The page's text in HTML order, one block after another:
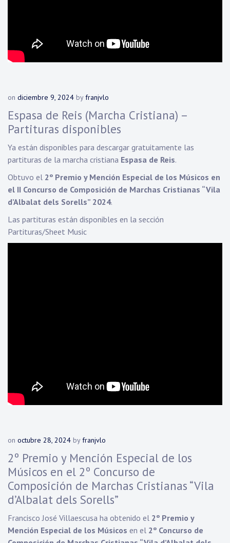
on diciembre 9, 2024 byfranjvlo
Espasa de Reis (Marcha Cristiana) –
Partituras disponibles
Ya están disponibles para descargar gratuitamente las
partituras de la marcha cristiana Espasa de Reis.
Obtuvo el 2º Premio y Mención Especial de los Músicos en
el II Concurso de Composición de Marchas Cristianas “Vila
d’Albalat dels Sorells” 2024.
Las partituras están disponibles en la sección
Partituras/Sheet Music
on octubre 28, 2024 byfranjvlo
2º Premio y Mención Especial de los
Músicos en el 2º Concurso de
Composición de Marchas Cristianas “Vila
d’Albalat dels Sorells”
Francisco José Villaescusa ha obtenido el 2º Premio y
Mención Especial de los Músicos en el 2º Concurso de